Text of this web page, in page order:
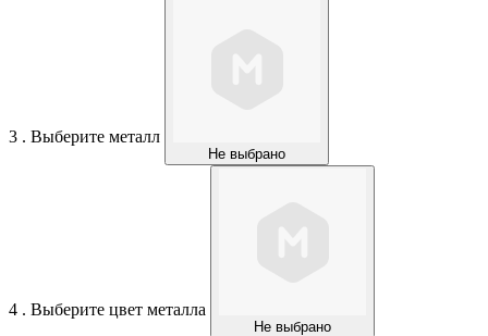
3 . Выберите металл
Не выбрано
4 . Выберите цвет металла
Не выбрано